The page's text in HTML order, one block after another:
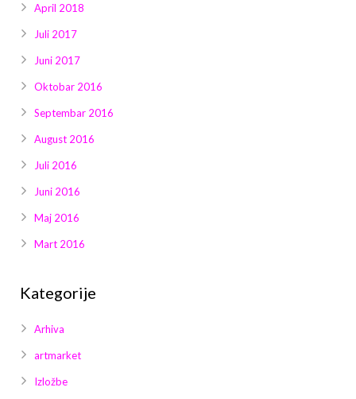
April 2018
Juli 2017
Juni 2017
Oktobar 2016
Septembar 2016
August 2016
Juli 2016
Juni 2016
Maj 2016
Mart 2016
Kategorije
Arhiva
artmarket
Izložbe